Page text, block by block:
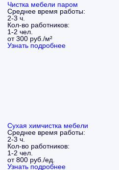
Чистка мебели паром
Среднее время работы:
2-3 ч.
Кол-во работников:
1-2 чел.
от 300 руб./м²
Узнать подробнее
Сухая химчистка мебели
Среднее время работы:
2-3 ч.
Кол-во работников:
1-2 чел.
от 800 руб./ед.
Узнать подробнее